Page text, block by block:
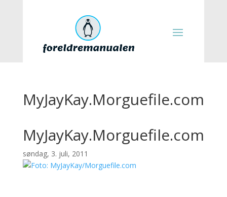
MyJayKay.Morguefile.com
MyJayKay.Morguefile.com
søndag, 3. juli, 2011